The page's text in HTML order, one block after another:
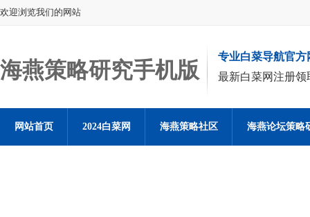
欢迎浏览我们的网站
海燕策略研究手机版
专业白菜导航官方
最新白菜网注册领
网站首页 2024白菜网 海燕策略社区 海燕论坛策略